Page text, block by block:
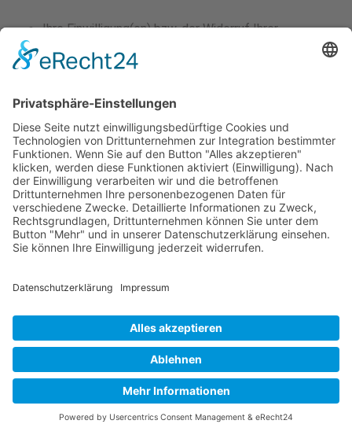
Ihre Einwilligung(en) bzw. der Widerruf Ihrer
Ihre IP-Adresse
Informationen über Ihr Endgerät
Zeitpunkt Ihres Besuchs auf der Website
Geolocation
Des Weiteren speichert Usercentrics ein Cookie in Ihrem
Browser, um Ihnen die erteilten Einwilligungen bzw. deren
Widerruf zuordnen zu können. Die so erfassten Daten
werden gespeichert, bis Sie uns zur Löschung auffordern,
das Usercentrics-Cookie selbst löschen oder der Zweck
gesetzliche Aufbewahrungspflichten bleiben unberührt.
Das Usercentrics-Banner auf dieser Website wurde mit
Hilfe von eRecht24 konfiguriert. Das erkennen Sie daran,
dass im Banner das Logo von eRecht24 auftaucht. Um
das eRecht24-Logo im Banner auszuspielen, wird eine
Verbindung zum Bildserver von eRecht24 hergestellt.
Hierbei wird auch die IP-Adresse übertragen, die jedoch